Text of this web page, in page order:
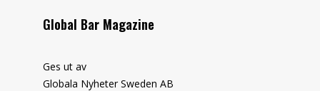
Global Bar Magazine
Ges ut av
Globala Nyheter Sweden AB